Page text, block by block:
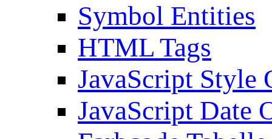
Symbol Entities
HTML Tags
JavaScript Style
JavaScript Date